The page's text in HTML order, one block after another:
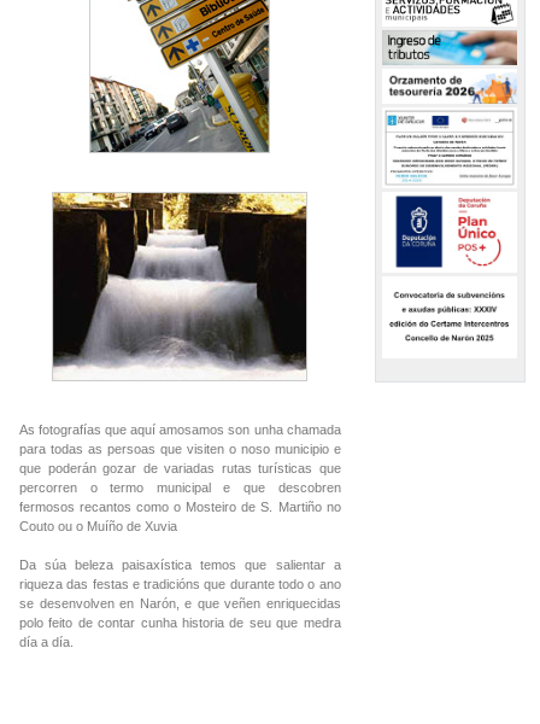
As fotografías que aquí amosamos son unha chamada
para todas as persoas que visiten o noso municipio e
que poderán gozar de variadas rutas turísticas que
percorren o termo municipal e que descobren
fermosos recantos como o Mosteiro de S. Martiño no
Couto ou o Muíño de Xuvia
Da súa beleza paisaxística temos que salientar a
riqueza das festas e tradicións que durante todo o ano
se desenvolven en Narón, e que veñen enriquecidas
polo feito de contar cunha historia de seu que medra
día a día.